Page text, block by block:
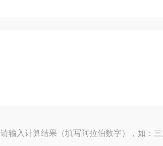
请输入计算结果（填写阿拉伯数字），如：